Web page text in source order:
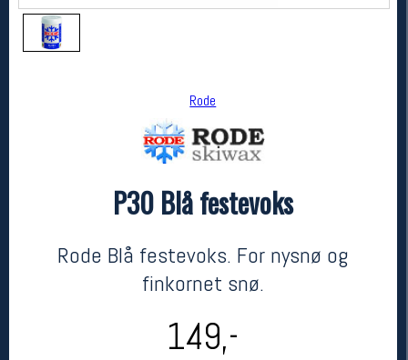
Rode
P30 Blå festevoks
Rode Blå festevoks. For nysnø og
finkornet snø.
149,-
Rode
kr 149